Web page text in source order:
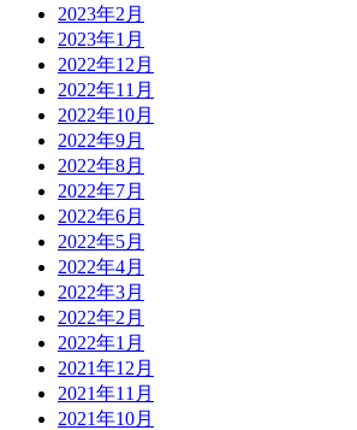
2023年2月
2023年1月
2022年12月
2022年11月
2022年10月
2022年9月
2022年8月
2022年7月
2022年6月
2022年5月
2022年4月
2022年3月
2022年2月
2022年1月
2021年12月
2021年11月
2021年10月